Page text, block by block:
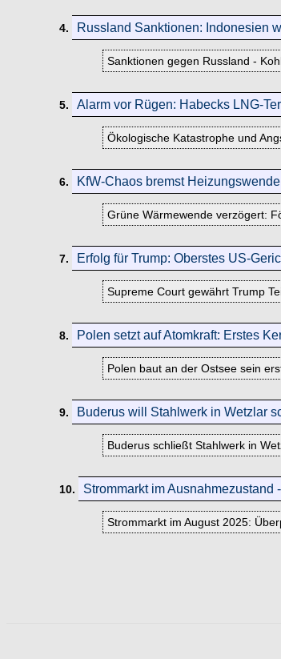
4. Russland Sanktionen: Indonesien
Sanktionen gegen Russland -
5. Alarm vor Rügen: Habecks LNG-
Ökologische Katastrophe und
6. KfW-Chaos bremst
Grüne Wärmewende verzögert:
7. Erfolg für Trump: Oberstes US-
Supreme Court gewährt Trump
8. Polen setzt auf Atomkraft: Erstes
Polen baut an der Ostsee sein
9. Buderus will Stahlwerk in Wetzlar
Buderus schließt Stahlwerk in
10. Strommarkt im
Strommarkt im August 2025: